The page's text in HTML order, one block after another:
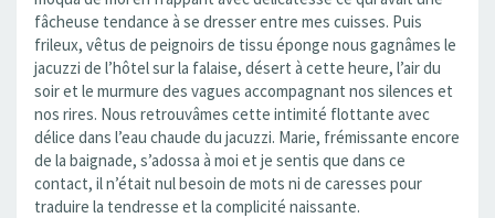
fâcheuse tendance à se dresser entre mes cuisses. Puis
frileux, vêtus de peignoirs de tissu éponge nous gagnâmes le
jacuzzi de l’hôtel sur la falaise, désert à cette heure, l’air du
soir et le murmure des vagues accompagnant nos silences et
nos rires. Nous retrouvâmes cette intimité flottante avec
délice dans l’eau chaude du jacuzzi. Marie, frémissante encore
de la baignade, s’adossa à moi et je sentis que dans ce
contact, il n’était nul besoin de mots ni de caresses pour
traduire la tendresse et la complicité naissante.